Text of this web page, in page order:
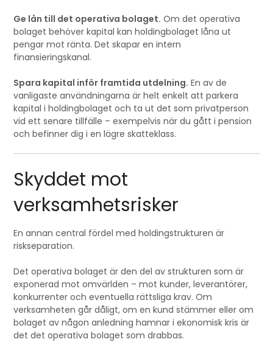
Ge lån till det operativa bolaget. Om det operativa
bolaget behöver kapital kan holdingbolaget låna ut
pengar mot ränta. Det skapar en intern
finansieringskanal.
Spara kapital inför framtida utdelning. En av de
vanligaste användningarna är helt enkelt att parkera
kapital i holdingbolaget och ta ut det som privatperson
vid ett senare tillfälle – exempelvis när du gått i pension
och befinner dig i en lägre skatteklass.
Skyddet mot
verksamhetsrisker
En annan central fördel med holdingstrukturen är
riskseparation.
Det operativa bolaget är den del av strukturen som är
exponerad mot omvärlden – mot kunder, leverantörer,
konkurrenter och eventuella rättsliga krav. Om
verksamheten går dåligt, om en kund stämmer eller om
bolaget av någon anledning hamnar i ekonomisk kris är
det det operativa bolaget som drabbas.